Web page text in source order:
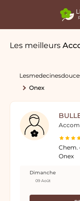
Les meilleurs
Onex
Chem.
Onex
Dimanche
09 Août